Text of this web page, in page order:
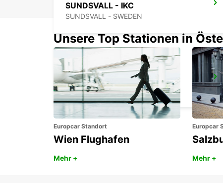
SUNDSVALL - IKC
SUNDSVALL - SWEDEN
SÄLEN
SALEN - SWEDEN
Unsere Top Stationen in
Europcar Standort
Wien Flughafen
Mehr +
Europcar
Mehr +